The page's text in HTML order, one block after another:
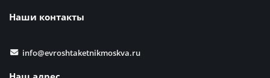
Наши контакты
info@evroshtaketnikmoskva.ru